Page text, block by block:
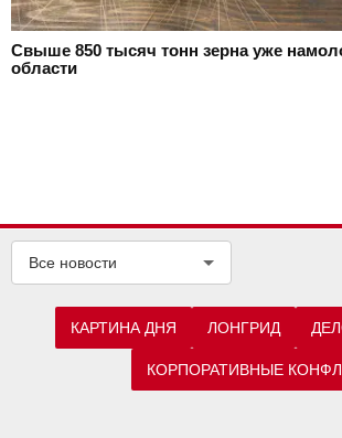
Свыше 850 тысяч тонн зерна уже
области
Все новости
КАРТИНА ДНЯ ЛОНГРИД
КОРПОРАТИВНЫЕ